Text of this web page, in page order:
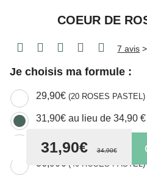
COEUR DE
7 avis >
Je choisis ma formule :
29,90€ (20 ROSES PASTEL)
31,90€ au lieu de 34,90 €
33,90€(30 ROSES PASTEL)
36,90€ (40 ROSES PASTEL)
31,90€ 34,90€